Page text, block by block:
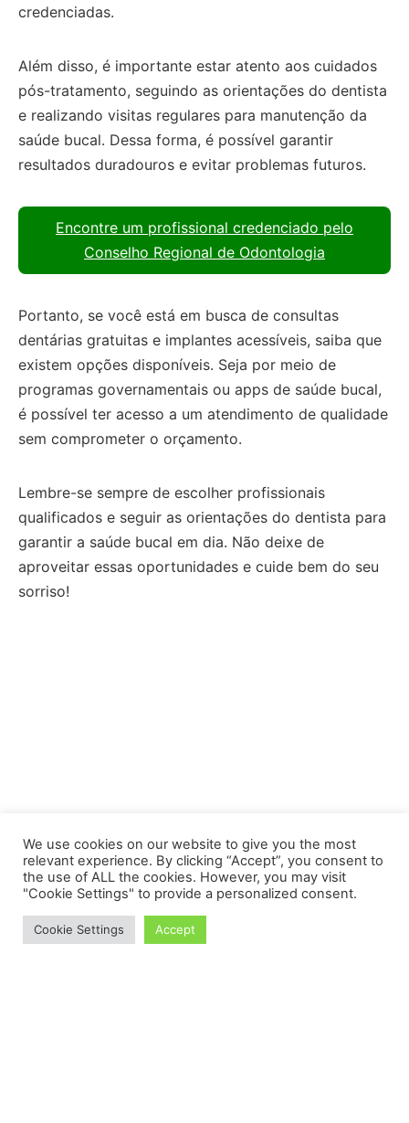
credenciadas.
Além disso, é importante estar atento aos cuidados
pós-tratamento, seguindo as orientações do dentista
e realizando visitas regulares para manutenção da
saúde bucal. Dessa forma, é possível garantir
resultados duradouros e evitar problemas futuros.
Encontre um profissional credenciado pelo
Conselho Regional de Odontologia
Portanto, se você está em busca de consultas
dentárias gratuitas e implantes acessíveis, saiba que
existem opções disponíveis. Seja por meio de
programas governamentais ou apps de saúde bucal,
é possível ter acesso a um atendimento de qualidade
sem comprometer o orçamento.
Lembre-se sempre de escolher profissionais
qualificados e seguir as orientações do dentista para
garantir a saúde bucal em dia. Não deixe de
aproveitar essas oportunidades e cuide bem do seu
sorriso!
We use cookies on our website to give you the most
relevant experience. By clicking “Accept”, you consent to
the use of ALL the cookies. However, you may visit
"Cookie Settings" to provide a personalized consent.
Cookie Settings Accept